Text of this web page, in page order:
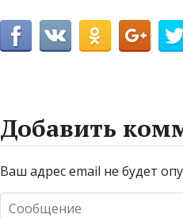
Добавить
Ваш адрес email не будет